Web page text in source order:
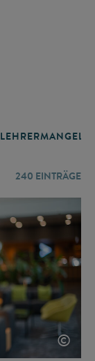
LEHRERMANGEL
240 EINTRÄGE
©